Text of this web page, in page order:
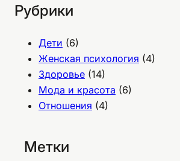
Рубрики
Дети (6)
Женская психология (4)
Здоровье (14)
Мода и красота (6)
Отношения (4)
Метки